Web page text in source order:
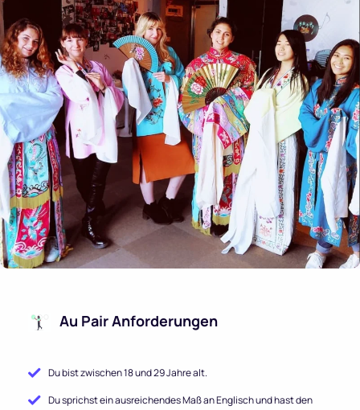
Au Pair Anforderungen
Du bist zwischen 18 und 29 Jahre alt.
Du sprichst ein ausreichendes Maß an Englisch und hast den